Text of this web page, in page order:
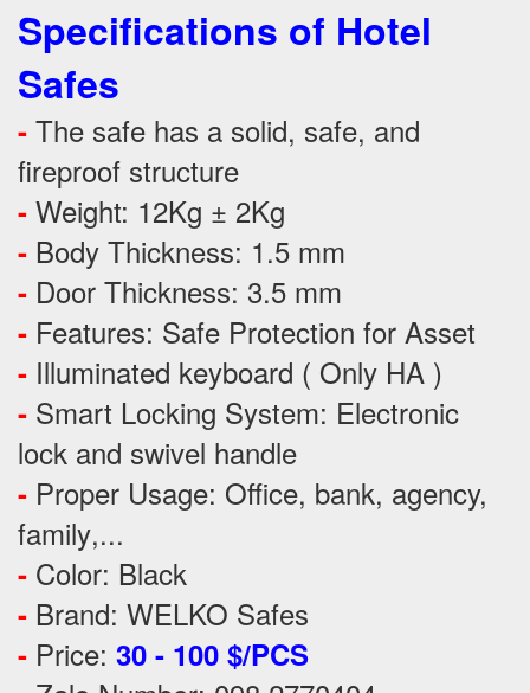
Specifications of Hotel
Safes
- The safe has a solid, safe, and
fireproof structure
- Weight: 12Kg ± 2Kg
- Body Thickness: 1.5 mm
- Door Thickness: 3.5 mm
- Features: Safe Protection for Asset
- Illuminated keyboard ( Only HA )
- Smart Locking System: Electronic
lock and swivel handle
- Proper Usage: Office, bank, agency,
family,...
- Color: Black
- Brand: WELKO Safes
- Price: 30 - 100 $/PCS